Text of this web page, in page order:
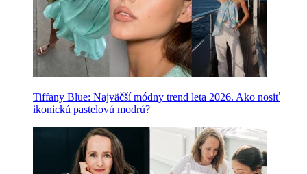
Tiffany Blue: Najväčší módny trend leta 2026. Ako nosiť
ikonickú pastelovú modrú?